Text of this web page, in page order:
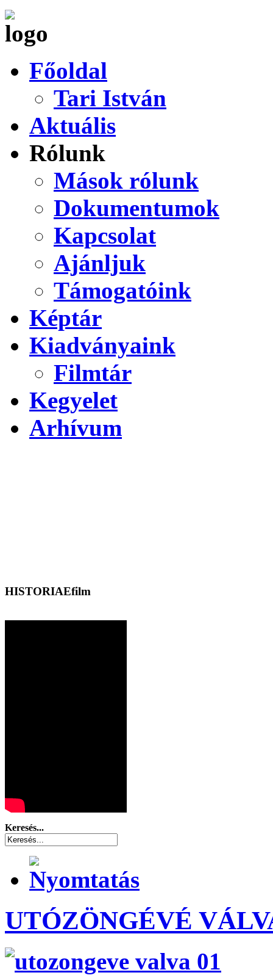
Főoldal
Tari István
Aktuális
Rólunk
Mások rólunk
Dokumentumok
Kapcsolat
Ajánljuk
Támogatóink
Képtár
Kiadványaink
Filmtár
Kegyelet
Arhívum
HISTORIAEfilm
Keresés...
UTÓZÖNGÉVÉ